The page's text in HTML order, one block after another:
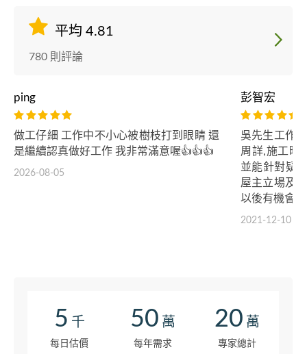
平均 4.81
780 則評論
ping
做工仔細 工作中不小心被樹枝打到眼睛 還
是繼續認真做好工作 我非常滿意喔👍👍👍
2026-08-05
彭智宏
吳先生工作
周詳,施工時
並能針對疑
屋主立場及
以後有機會
2021-12-10
5 千
每日估價
50 萬
每年需求
20 萬
專家總計